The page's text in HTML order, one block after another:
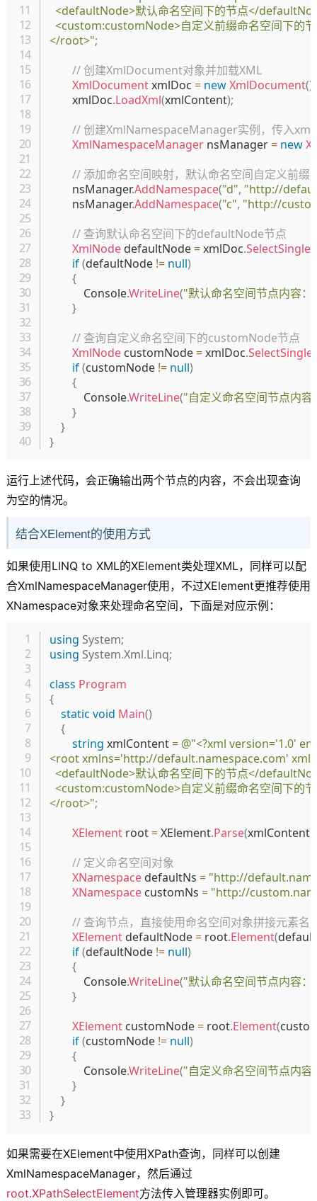
<defaultNode>默认命名空间下的节点</
<custom:customNode>自定义前缀命名空间下的
</root>";
// 创建XmlDocument对象并加载XML
XmlDocument xmlDoc = newXmlDocument()
        xmlDoc
.LoadXml(xmlContent);
// 创建XmlNamespaceManager实例，传入
XmlNamespaceManager nsManager = new
// 添加命名空间映射，默认命名空间自定义前缀
        nsManager
.AddNamespace("d", "http://
        nsManager
.AddNamespace("c", "http://
// 查询默认命名空间下的defaultNode节点
XmlNode defaultNode = xmlDoc.
if(defaultNode != null)
{
            Console
.WriteLine("默认命名空间节点内容："
}
// 查询自定义命名空间下的customNode节点
XmlNode customNode = xmlDoc.
if(customNode != null)
{
            Console
.WriteLine("自定义命名空间节点内容
}
}
}
运行上述代码，会正确输出两个节点的内容，不会出现查询
为空的情况。
结合XElement的使用方式
如果使用LINQ to XML的XElement类处理XML，同样可以配
合XmlNamespaceManager使用，不过XElement更推荐使用
XNamespace对象来处理命名空间，下面是对应示例：
using System;
using System.Xml.Linq;
class Program
{
static void Main()
{
string xmlContent = @"<?xml version='1.0'
<root xmlns='http://default.namespace.com'
<defaultNode>默认命名空间下的节点</
<custom:customNode>自定义前缀命名空间下的
</root>";
XElement root = XElement.Parse(xmlContent)
// 定义命名空间对象
XNamespace defaultNs = "http://
XNamespace customNs = "http://
// 查询节点，直接使用命名空间对象拼接元素名
XElement defaultNode = root.Element(
if(defaultNode != null)
{
            Console
.WriteLine("默认命名空间节点内容："
}
XElement customNode = root.Element(
if(customNode != null)
{
            Console
.WriteLine("自定义命名空间节点内容
}
}
}
如果需要在XElement中使用XPath查询，同样可以创建
XmlNamespaceManager，然后通过
root.XPathSelectElement方法传入管理器实例即可。